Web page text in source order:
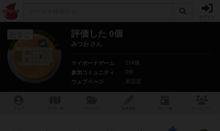
評価した 0個
みつお さん
マイボードゲーム
114個
参加コミュニティ
0件
ウェブページ
未設定